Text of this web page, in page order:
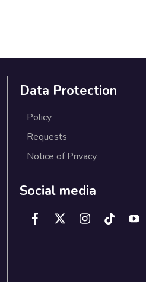
Data Protection
Policy
Requests
Notice of Privacy
Social media